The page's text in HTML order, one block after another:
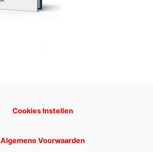
Cookies Instellen
Algemene Voorwaarden